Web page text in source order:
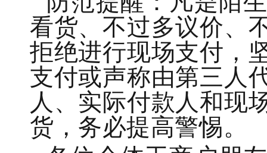
看货、不过多议价、
拒绝进行现场支付，
支付或声称由第三人
人、实际付款人和现
货，务必提高警惕。